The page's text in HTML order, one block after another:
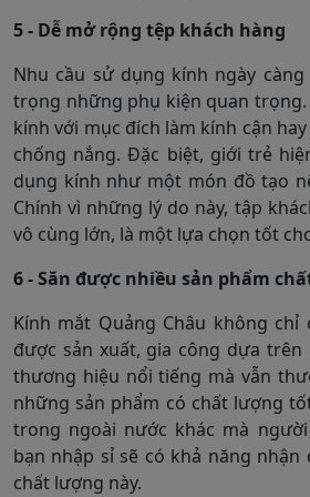
5 - Dễ mở rộng tệp khách hàng
Nhu cầu sử dụng kính ngày
trọng những phụ kiện quan
kính với mục đích làm kính cận
chống nắng. Đặc biệt, giới trẻ
dụng kính như một món đồ tạo
Chính vì những lý do này, tập
vô cùng lớn, là một lựa chọn tốt
6 - Săn được nhiều sản phẩm
Kính mắt Quảng Châu không chỉ
được sản xuất, gia công dựa trên
thương hiệu nổi tiếng mà vẫn
những sản phẩm có chất lượng
trong ngoài nước khác mà
bạn nhập sỉ sẽ có khả năng
chất lượng này.